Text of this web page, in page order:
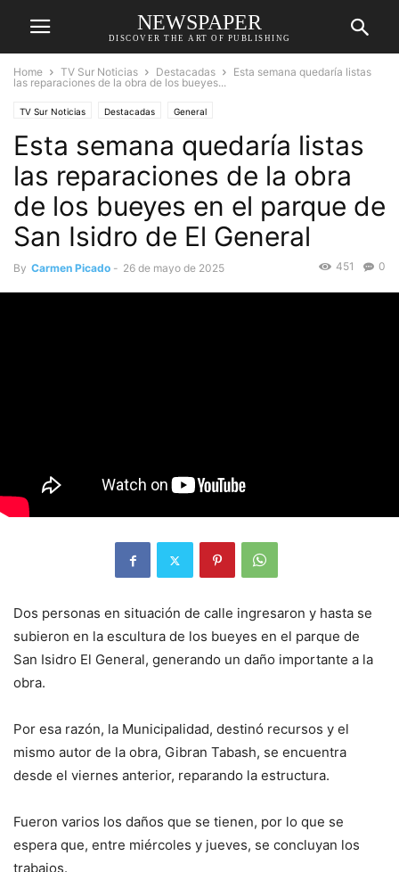
NEWSPAPER
DISCOVER THE ART OF PUBLISHING
Home TV Sur Noticias Destacadas
Esta semana quedaría listas
las reparaciones de la obra de los bueyes...
TV Sur Noticias Destacadas General
Esta semana quedaría listas
las reparaciones de la obra
de los bueyes en el parque de
San Isidro de El General
By Carmen Picado - 26 de mayo de 2025 0
451
Dos personas en situación de calle ingresaron y hasta se
subieron en la escultura de los bueyes en el parque de
San Isidro El General, generando un daño importante a la
obra.
Por esa razón, la Municipalidad, destinó recursos y el
mismo autor de la obra, Gibran Tabash, se encuentra
desde el viernes anterior, reparando la estructura.
Fueron varios los daños que se tienen, por lo que se
espera que, entre miércoles y jueves, se concluyan los
trabajos.